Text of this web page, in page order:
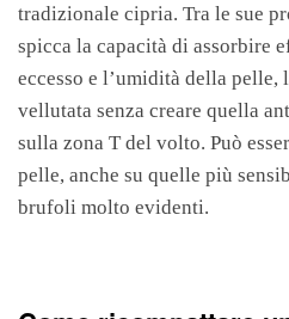
tradizionale cipria. Tra le sue
spicca la capacità di assorbire
eccesso e l’umidità della pelle,
vellutata senza creare quella
sulla zona T del volto. Può
pelle, anche su quelle più
brufoli molto evidenti.